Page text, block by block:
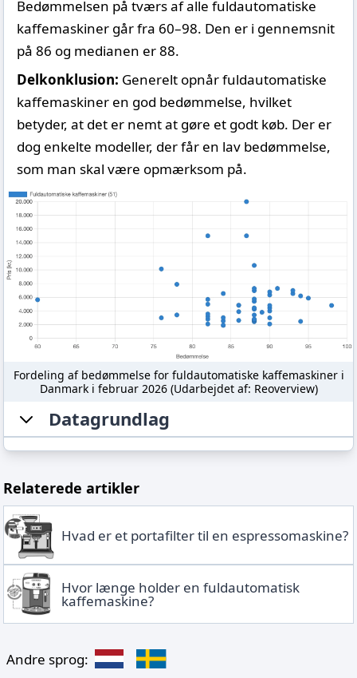
Bedømmelsen på tværs af alle fuldautomatiske
kaffemaskiner går fra 60–98. Den er i gennemsnit
på 86 og medianen er 88.
Delkonklusion: Generelt opnår fuldautomatiske
kaffemaskiner en god bedømmelse, hvilket
betyder, at det er nemt at gøre et godt køb. Der er
dog enkelte modeller, der får en lav bedømmelse,
som man skal være opmærksom på.
Fordeling af bedømmelse for fuldautomatiske kaffemaskiner i
Danmark i februar 2026 (Udarbejdet af: Reoverview)
Datagrundlag
Relaterede artikler
Hvad er et portafilter til en espressomaskine?
Hvor længe holder en fuldautomatisk
kaffemaskine?
Andre sprog: